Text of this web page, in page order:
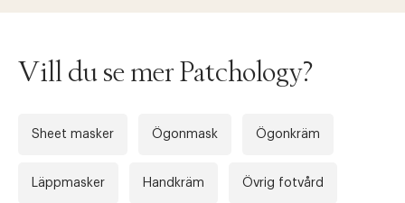
Vill du se mer Patchology?
Sheet masker Ögonmask Ögonkräm
Läppmasker Handkräm Övrig fotvård